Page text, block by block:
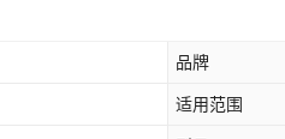
品牌
适用范围